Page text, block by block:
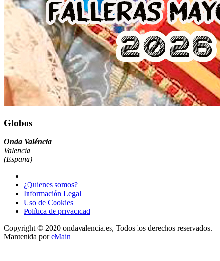
Globos
Onda Valéncia
Valencia
(España)
¿Quienes somos?
Información Legal
Uso de Cookies
Política de privacidad
Copyright © 2020 ondavalencia.es, Todos los derechos reservados.
Mantenida poreMain